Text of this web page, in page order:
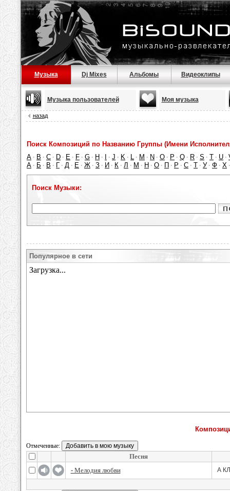
Музыка Dj Mixes Альбомы Видеоклипы
Музыка пользователей Моя музыка
назад
Поиск Композиций по Названию Группы (Имени
A · B · C · D · E · F · G · H · · J · K · L · M · N · O · P · Q · R · S · T · U ·
А · Б · В · Г · Д · Е · Ж · З · И · К · Л · М · Н · О · П · Р · С · Т · У · Ф · Х
Поиск Музыки:
Популярное в сети
Отмеченные:
Песня
- Мелодия любви
А